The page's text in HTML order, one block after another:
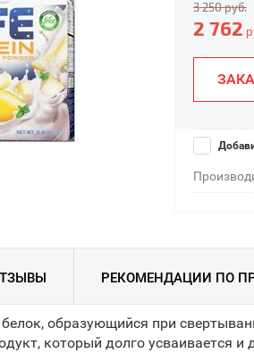
3 250руб.
2 762
РЕКОМЕНДАЦИИ ПО
образующийся при
который долго усваивается